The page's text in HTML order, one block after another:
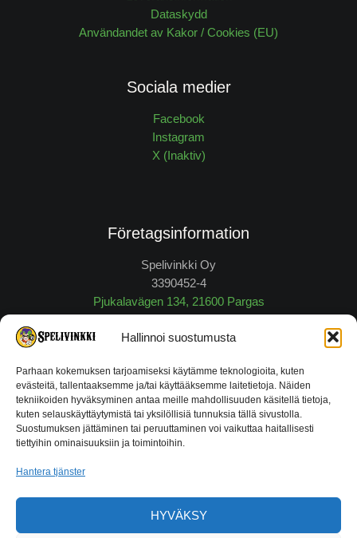
Hallinnoi suostumusta
Parhaan kokemuksen tarjoamiseksi käytämme teknologioita, kuten
evästeitä, tallentaaksemme ja/tai käyttääksemme laitetietoja. Näiden
tekniikoiden hyväksyminen antaa meille mahdollisuuden käsitellä tietoja,
kuten selauskäyttäytymistä tai yksilöllisiä tunnuksia tällä sivustolla.
Suostumuksen jättäminen tai peruuttaminen voi vaikuttaa haitallisesti
tiettyihin ominaisuuksiin ja toimintoihin.
Hantera tjänster
HYVÄKSY
Dataskydd
Användandet av Kakor / Cookies (EU)
Sociala medier
Facebook
Instagram
X (Inaktiv)
Företagsinformation
Spelivinkki Oy
3390452-4
Pjukalavägen 134, 21600 Pargas
Bytes- och returneringsrätt
Alla produkter i sin orginalförpackning som är dugliga att säljas